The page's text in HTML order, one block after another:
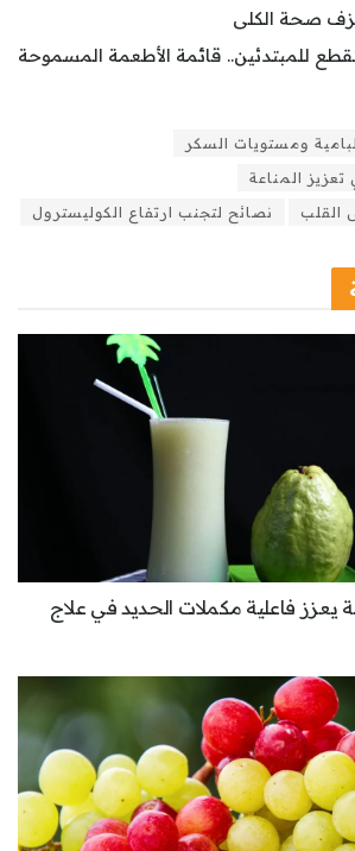
صحة الكلى
للمبتدئين.. قائمة الأطعمة المسموحة
ومستويات السكر
المناعة
القلب
نصائح لتجنب ارتفاع الكوليسترول
يعزز فاعلية مكملات الحديد في علاج